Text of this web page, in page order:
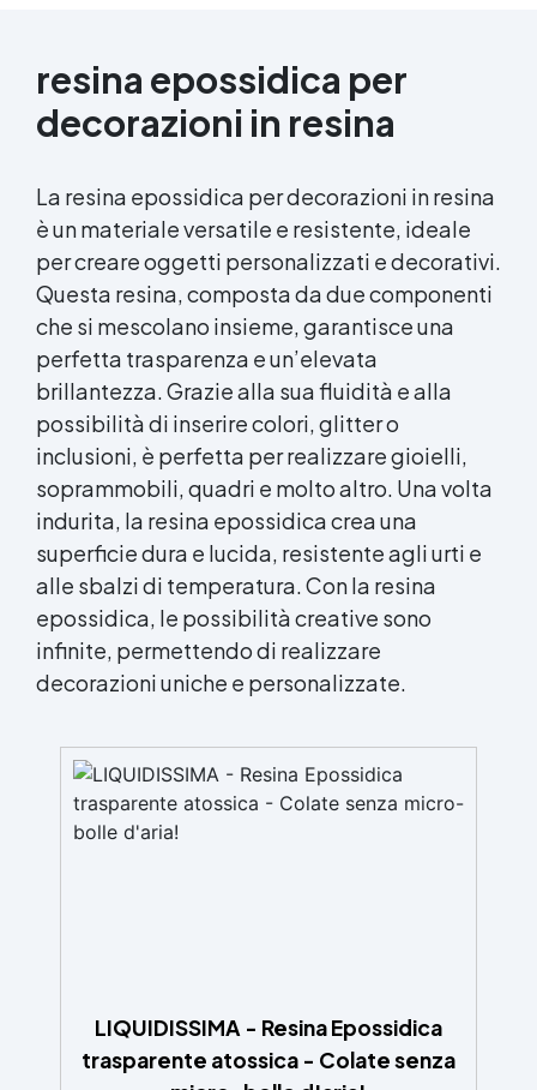
resina epossidica per
decorazioni in resina
La resina epossidica per decorazioni in resina
è un materiale versatile e resistente, ideale
per creare oggetti personalizzati e decorativi.
Questa resina, composta da due componenti
che si mescolano insieme, garantisce una
perfetta trasparenza e un’elevata
brillantezza. Grazie alla sua fluidità e alla
possibilità di inserire colori, glitter o
inclusioni, è perfetta per realizzare gioielli,
soprammobili, quadri e molto altro. Una volta
indurita, la resina epossidica crea una
superficie dura e lucida, resistente agli urti e
alle sbalzi di temperatura. Con la resina
epossidica, le possibilità creative sono
infinite, permettendo di realizzare
decorazioni uniche e personalizzate.
LIQUIDISSIMA - Resina Epossidica
trasparente atossica - Colate senza